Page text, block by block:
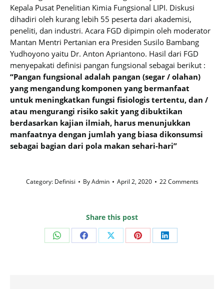
Kepala Pusat Penelitian Kimia Fungsional LIPI. Diskusi
dihadiri oleh kurang lebih 55 peserta dari akademisi,
peneliti, dan industri. Acara FGD dipimpin oleh moderator
Mantan Mentri Pertanian era Presiden Susilo Bambang
Yudhoyono yaitu Dr. Anton Apriantono. Hasil dari FGD
menyepakati definisi pangan fungsional sebagai berikut :
“Pangan fungsional adalah pangan (segar / olahan)
yang mengandung komponen yang bermanfaat
untuk meningkatkan fungsi fisiologis tertentu, dan /
atau mengurangi risiko sakit yang dibuktikan
berdasarkan kajian ilmiah, harus menunjukkan
manfaatnya dengan jumlah yang biasa dikonsumsi
sebagai bagian dari pola makan sehari-hari”
Category: Definisi ByAdmin April 2, 2020 22 Comments
Share this post
Share Share Share Share Share